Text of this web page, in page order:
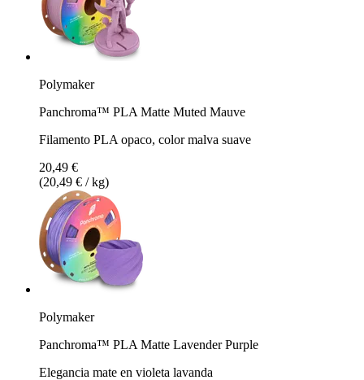
Polymaker
Panchroma™ PLA Matte Muted Mauve
Filamento PLA opaco, color malva suave
20,49 €
(20,49 € / kg)
Polymaker
Panchroma™ PLA Matte Lavender Purple
Elegancia mate en violeta lavanda